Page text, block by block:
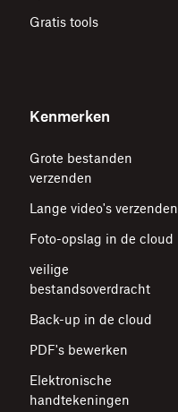
Gratis tools
Kenmerken
Grote bestanden
verzenden
Lange video's verzenden
Foto-opslag in de cloud
veilige
bestandsoverdracht
Back-up in de cloud
PDF's bewerken
Elektronische
handtekeningen